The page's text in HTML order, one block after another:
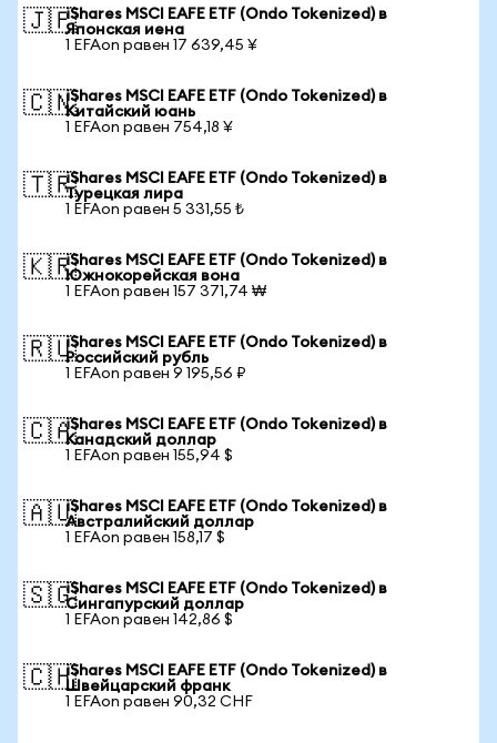
🇯🇵iShares MSCI EAFE ETF (Ondo Tokenized) в
Японская иена
1 EFAon равен 17 639,45 ¥
🇨🇳iShares MSCI EAFE ETF (Ondo Tokenized) в
Китайский юань
1 EFAon равен 754,18 ¥
🇹🇷iShares MSCI EAFE ETF (Ondo Tokenized) в
Турецкая лира
1 EFAon равен 5 331,55 ₺
🇰🇷iShares MSCI EAFE ETF (Ondo Tokenized) в
Южнокорейская вона
1 EFAon равен 157 371,74 ₩
🇷🇺iShares MSCI EAFE ETF (Ondo Tokenized) в
Российский рубль
1 EFAon равен 9 195,56 ₽
🇨🇦iShares MSCI EAFE ETF (Ondo Tokenized) в
Канадский доллар
1 EFAon равен 155,94 $
🇦🇺iShares MSCI EAFE ETF (Ondo Tokenized) в
Австралийский доллар
1 EFAon равен 158,17 $
🇸🇬iShares MSCI EAFE ETF (Ondo Tokenized) в
Сингапурский доллар
1 EFAon равен 142,86 $
🇨🇭iShares MSCI EAFE ETF (Ondo Tokenized) в
Швейцарский франк
1 EFAon равен 90,32 CHF